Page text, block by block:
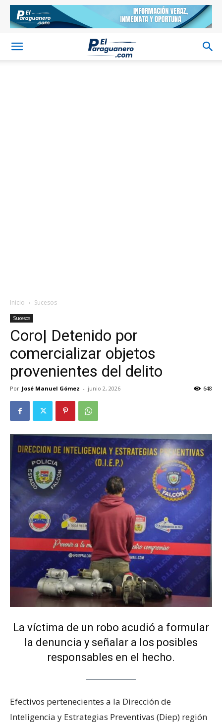
Inicio Sucesos
Sucesos
Coro| Detenido por
comercializar objetos
provenientes del delito
Por José Manuel Gómez - junio 2, 2026 648
La víctima de un robo acudió a formular
la denuncia y señalar a los posibles
responsables en el hecho.
Efectivos pertenecientes a la Dirección de
Inteligencia y Estrategias Preventivas (Diep) región